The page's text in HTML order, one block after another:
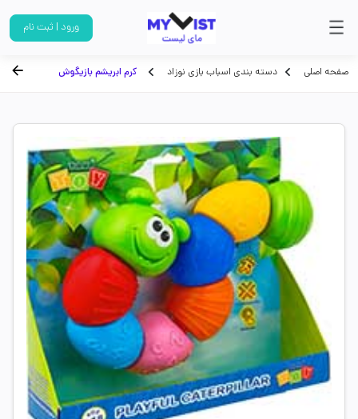
ورود | ثبت نام
صفحه اصلی دسته بندی اسباب بازی نوزاد کرم ابریشم بازیگوش